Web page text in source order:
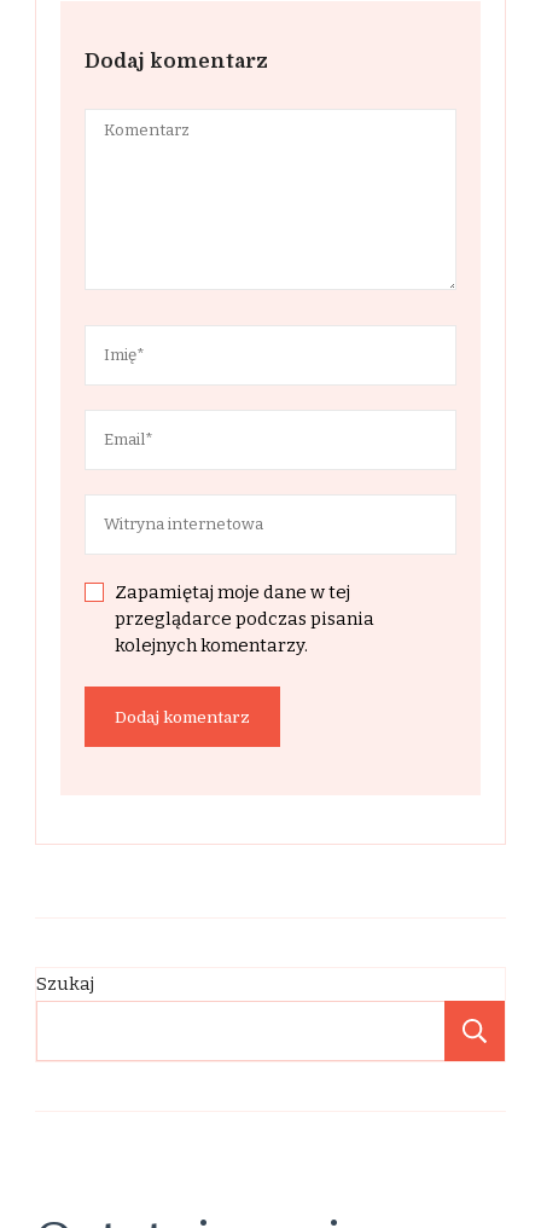
Dodaj komentarz
Zapamiętaj moje dane w tej
przeglądarce podczas pisania
kolejnych komentarzy.
Szukaj